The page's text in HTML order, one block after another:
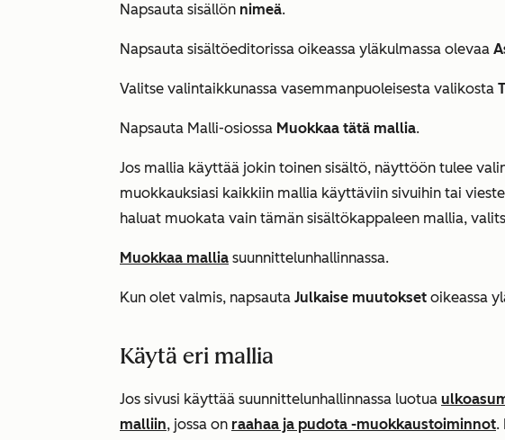
Napsauta sisällön nimeä.
Napsauta sisältöeditorissa oikeassa yläkulmassa olevaa
Valitse valintaikkunassa vasemmanpuoleisesta valikosta
Napsauta Malli-osiossa Muokkaa tätä mallia.
Jos mallia käyttää jokin toinen sisältö, näyttöön tulee
muokkauksiasi kaikkiin mallia käyttäviin sivuihin tai
haluat muokata vain tämän sisältökappaleen mallia,
Muokkaa mallia suunnittelunhallinnassa.
Kun olet valmis, napsauta Julkaise muutokset oikeassa
Käytä eri mallia
Jos sivusi käyttää suunnittelunhallinnassa luotua
malliin, jossa on raahaa ja pudota -muokkaustoiminnot.